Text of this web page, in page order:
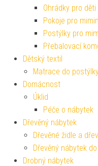
Ohrádky pro děti
Pokoje pro
Postýlky pro
Přebalovací
Dětský textil
Matrace do
Domácnost
Úklid
Péče o nábytek
Dřevěný nábytek
Dřevěné židle a
Dřevěný nábytek
Drobný nábytek